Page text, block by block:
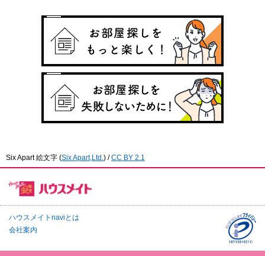
Six Apart 絵文字 (Six Apart,Ltd. ) /CC BY 2.1
ハウスメイトnaviとは
会社案内